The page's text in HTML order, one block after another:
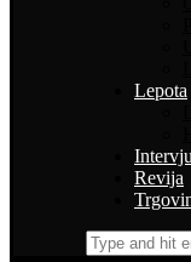
Lepota
Intervju
Revija